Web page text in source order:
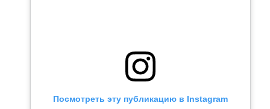
Посмотреть эту публикацию в Instagram